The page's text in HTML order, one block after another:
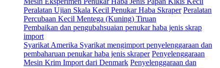
Peralatan Ujian Skala Kecil Penukar Haba Skraper Peralatan
Percubaan Kecil Mentega (Kuning) Tiruan
Pembaikan dan pengubahsuaian penukar haba jenis skrap
import
Syarikat Amerika Syarikat mengimport penyelenggaraan dan
pembaharuan penukar haba jenis skraper Penyelenggaraan
Mesin Krim Import dari Denmark Penyelenggaraan dan